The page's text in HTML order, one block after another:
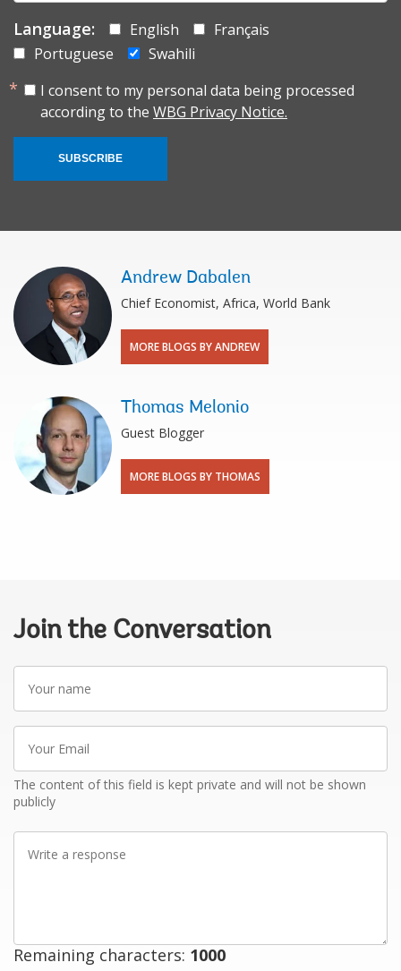
Language: English
Français
Portuguese
Swahili
I consent to my personal data being processed
according to the WBG Privacy Notice.
SUBSCRIBE
Andrew Dabalen
Chief Economist, Africa, World Bank
MORE BLOGS BY ANDREW
Thomas Melonio
Guest Blogger
MORE BLOGS BY THOMAS
Join the Conversation
name
Email
The content of this field is kept private and will not be shown
publicly
Remaining characters: 1000